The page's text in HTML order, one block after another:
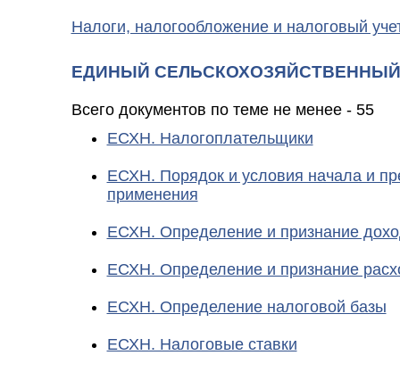
Налоги, налогообложение и налоговый
ЕДИНЫЙ СЕЛЬСКОХОЗЯЙСТВЕННЫЙ
Всего документов по теме не менее - 55
ЕСХН. Налогоплательщики
ЕСХН. Порядок и условия начала и
применения
ЕСХН. Определение и признание
ЕСХН. Определение и признание
ЕСХН. Определение налоговой базы
ЕСХН. Налоговые ставки